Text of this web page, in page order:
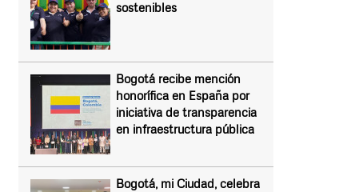
sostenibles
Bogotá recibe mención
honorífica en España por
iniciativa de transparencia
en infraestructura pública
Bogotá, mi Ciudad, celebra